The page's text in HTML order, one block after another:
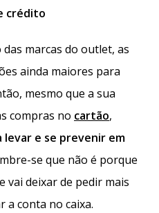
crédito
marcas do outlet, as
ainda maiores para
mesmo que a sua
compras no cartão,
e se prevenir em
se que não é porque
vai deixar de pedir mais
a conta no caixa.